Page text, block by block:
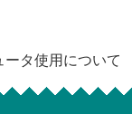
ータ使用について